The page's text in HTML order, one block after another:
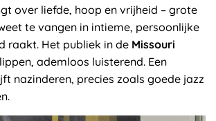
over liefde, hoop en vrijheid – grote
te vangen in intieme, persoonlijke
raakt. Het publiek in de Missouri
ademloos luisterend. Een
nazinderen, precies zoals goede jazz